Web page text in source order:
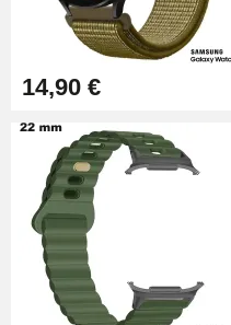
14,90 €